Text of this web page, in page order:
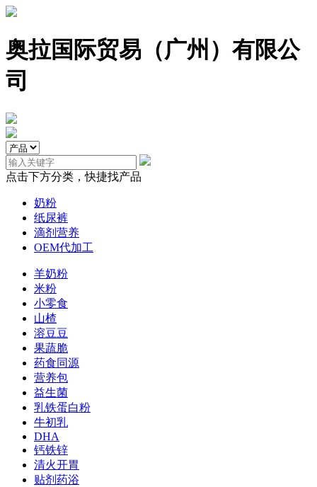
奥拉国际贸易（广州）有限公
司
点击下方分类，快捷找产品
奶粉
纸尿裤
滴剂营养
OEM代加工
羊奶粉
米粉
小零食
山楂
溶豆豆
果蔬脆
药食同源
营养包
益生菌
乳铁蛋白粉
牛初乳
DHA
钙铁锌
清火开胃
贴剂药浴